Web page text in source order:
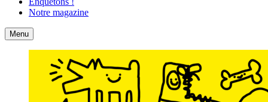
Notre magazine
Accueil
Menu Contact